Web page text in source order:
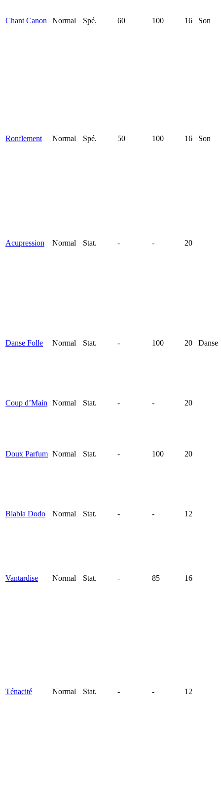
Chant Canon Normal Spé. 60 100 16 Son
Ronflement Normal Spé. 50 100 16 Son
Acupression Normal Stat. - - 20
Danse Folle Normal Stat. - 100 20 Danse
Coup d’Main Normal Stat. - - 20
Doux Parfum Normal Stat. - 100 20
Blabla Dodo Normal Stat. - - 12
Vantardise Normal Stat. - 85 16
Ténacité Normal Stat. - - 12